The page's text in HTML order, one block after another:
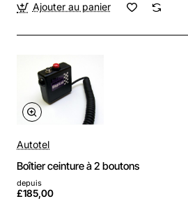
Ajouter au panier
Autotel
Boîtier ceinture à 2 boutons
depuis
£185,00